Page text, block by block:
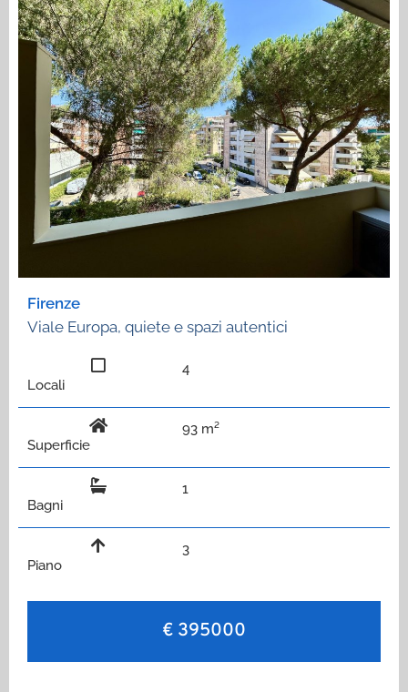
Firenze
Viale Europa, quiete e spazi autentici
Locali
4
Superficie
93 m²
Bagni
1
Piano
3
€ 395000